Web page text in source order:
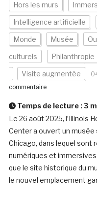
Hors les murs
Intelligence artificielle
Monde Musée
culturels Philanthropie
Visite augmentée
commentaire
Temps de lecture : 3
Le 26 août 2025, l’Illinois
Center a ouvert un
Chicago, dans lequel sont
numériques et
que le site historique du
le nouvel emplacement